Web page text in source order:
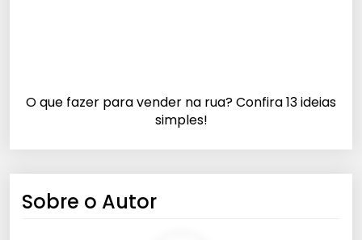
O que fazer para vender na rua? Confira 13 ideias
simples!
Sobre o Autor